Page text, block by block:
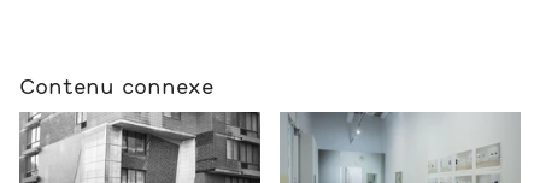
Contenu connexe